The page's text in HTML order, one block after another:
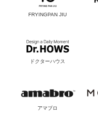
FRYINGPAN JIU
ドクターハウス
アマブロ